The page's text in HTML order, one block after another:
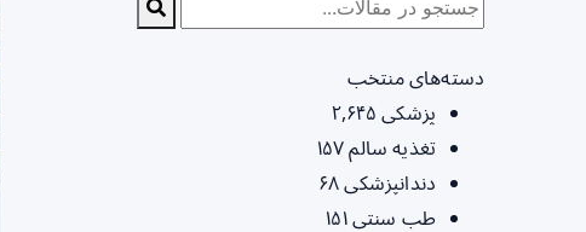
دسته‌های منتخب
پزشکی ۲,۶۴۵
تغذیه سالم۱۵۷
دندانپزشکی۶۸
طب سنتی۱۵۱